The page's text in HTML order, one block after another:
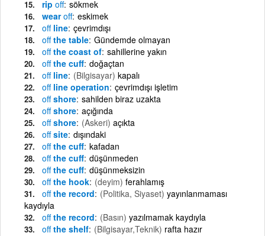
rip off sökmek
wearoff eskimek
offline çevrimdışı
offthe table Gündemde olmayan
offthe coast of sahillerine yakın
offthe cuff doğaçtan
offline (Bilgisayar) kapalı
offline operation çevrimdışı işletim
offshore sahilden biraz uzakta
offshore açığında
offshore (Askeri) açıkta
offsite dışındaki
offthe cuff kafadan
offthe cuff düşünmeden
offthe cuff düşünmeksizin
offthe hook (deyim) ferahlamış
offthe record (Politika, Siyaset) yayınlanmaması
kaydıyla
offthe record (Basın) yazılmamak kaydıyla
offthe shelf (Bilgisayar,Teknik) rafta hazır